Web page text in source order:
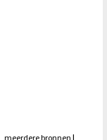
meerdere bronnen |